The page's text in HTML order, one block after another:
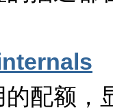
配额，